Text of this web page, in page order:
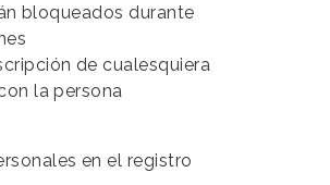
bloqueados durante
de cualesquiera
la persona
en el registro